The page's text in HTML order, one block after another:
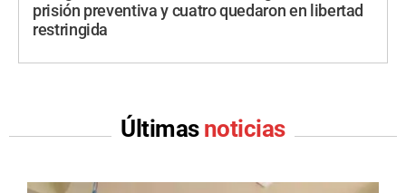
prisión preventiva y cuatro quedaron en libertad
restringida
Últimas noticias